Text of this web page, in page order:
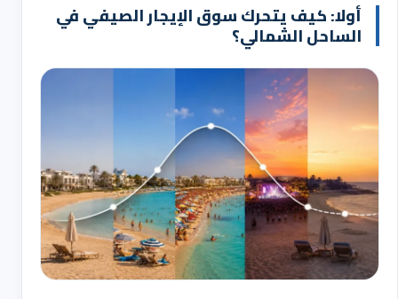
أولا: كيف يتحرك سوق الإيجار الصيفي في
الساحل الشمالي؟